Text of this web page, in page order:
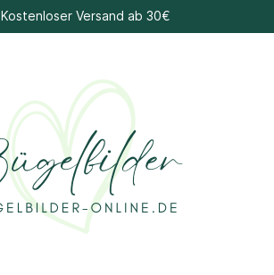
Kostenloser Versand ab 30€